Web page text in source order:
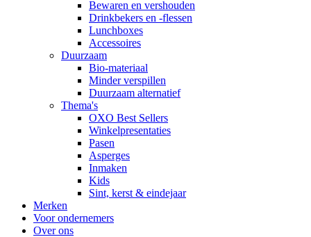
Bewaren en vershouden
Drinkbekers en -flessen
Lunchboxes
Accessoires
Duurzaam
Bio-materiaal
Minder verspillen
Duurzaam alternatief
Thema's
OXO Best Sellers
Winkelpresentaties
Pasen
Asperges
Inmaken
Kids
Sint, kerst & eindejaar
Merken
Voor ondernemers
Over ons